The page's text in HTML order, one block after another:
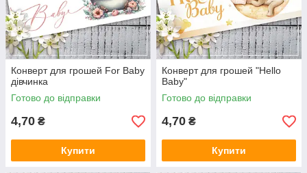
Конверт для грошей For Baby
дівчинка
Готово до відправки
4,70 ₴
Купити
Конверт для грошей "Hello
Baby"
Готово до відправки
4,70 ₴
Купити